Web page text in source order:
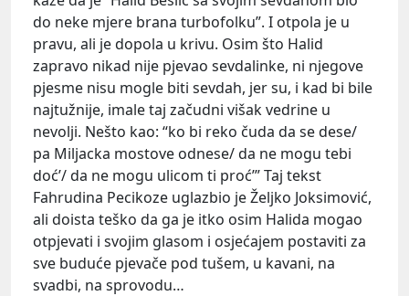
do neke mjere brana turbofolku”. I otpola je u
pravu, ali je dopola u krivu. Osim što Halid
zapravo nikad nije pjevao sevdalinke, ni njegove
pjesme nisu mogle biti sevdah, jer su, i kad bi bile
najtužnije, imale taj začudni višak vedrine u
nevolji. Nešto kao: “ko bi reko čuda da se dese/
pa Miljacka mostove odnese/ da ne mogu tebi
doć’/ da ne mogu ulicom ti proć’” Taj tekst
Fahrudina Pecikoze uglazbio je Željko Joksimović,
ali doista teško da ga je itko osim Halida mogao
otpjevati i svojim glasom i osjećajem postaviti za
sve buduće pjevače pod tušem, u kavani, na
svadbi, na sprovodu…